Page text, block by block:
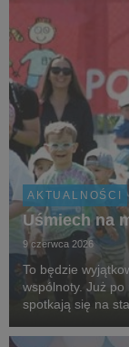
AKTUALNOŚCI
Uśmiech na
9 czerwca 2026
To będzie
wspólnoty. Już
spotkają się na
biegowych w